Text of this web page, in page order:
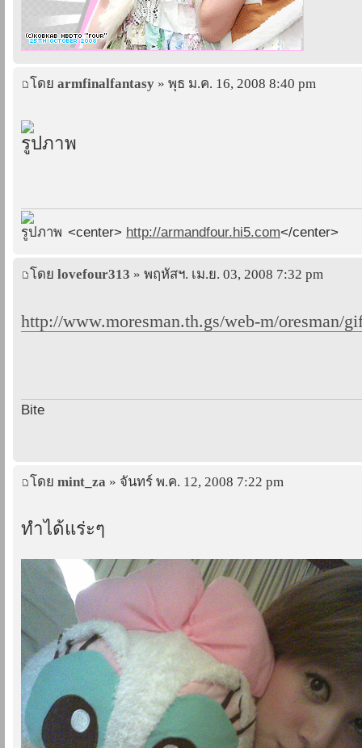
โดย armfinalfantasy » พุธ ม.ค. 16, 2008 8:40 pm
<center> http://armandfour.hi5.com</center>
โดย lovefour313 » พฤหัสฯ. เม.ย. 03, 2008 7:32 pm
http://www.moresman.th.gs/web-m/oresman/
Bite
โดย mint_za » จันทร์ พ.ค. 12, 2008 7:22 pm
ทำได้แร่ะๆ